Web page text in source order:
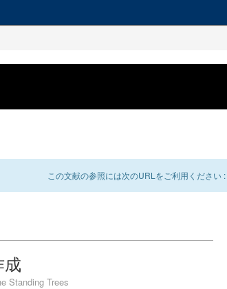
この文献の参照には次のURLをご利用ください :
Standing Trees